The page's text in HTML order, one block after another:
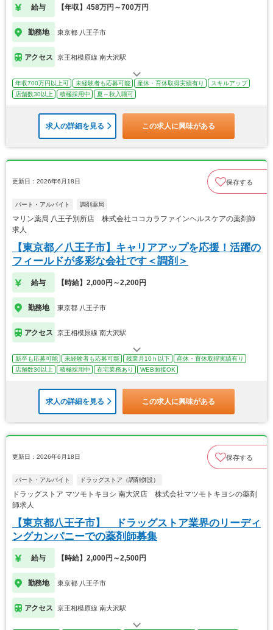
給与 【年収】458万円～700万円
勤務地 東京都 八王子市
アクセス 京王相模原線 南大沢駅
年収700万円以上可 未経験者も応募可能 産休・育休取得実績有り
スキルアップ
店舗数30以上
積極採用中 夏～秋入職可
求人の詳細を見る この求人に興味がある
更新日：2026年6月18日 保存する
パート・アルバイト 調剤薬局
マリン薬局 八王子別所店 株式会社ココカラファインヘルスケアの薬剤師
求人
【東京都／八王子市】キャリアアップを応援！活躍の
フィールドが多彩な会社です＜調剤＞
給与 【時給】2,000円～2,200円
勤務地 東京都 八王子市
アクセス 京王相模原線 南大沢駅
新卒も応募可能 未経験者も応募可能 残業月10ｈ以下
産休・育休取得実績有り
店舗数30以上
積極採用中 在宅業務あり WEB面接OK
求人の詳細を見る この求人に興味がある
更新日：2026年6月18日 保存する
パート・アルバイト ドラッグストア（調剤併設）
ドラッグストア マツモトキヨシ 南大沢店 株式会社マツモトキヨシの薬剤
師求人
【東京都八王子市】 ドラッグストア業界のリーディ
ングカンパニーでの薬剤師募集
給与 【時給】2,000円～2,500円
勤務地 東京都 八王子市
アクセス 京王相模原線 南大沢駅